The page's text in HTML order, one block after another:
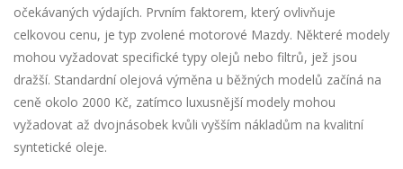
očekávaných výdajích. Prvním faktorem, který ovlivňuje
celkovou cenu, je typ zvolené motorové Mazdy. Některé modely
mohou vyžadovat specifické typy olejů nebo filtrů, jež jsou
dražší. Standardní olejová výměna u běžných modelů začíná na
ceně okolo 2000 Kč, zatímco luxusnější modely mohou
vyžadovat až dvojnásobek kvůli vyšším nákladům na kvalitní
syntetické oleje.